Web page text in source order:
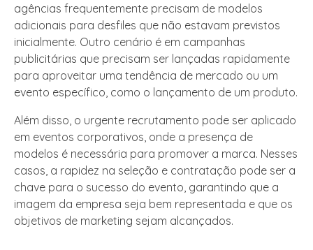
agências frequentemente precisam de modelos
adicionais para desfiles que não estavam previstos
inicialmente. Outro cenário é em campanhas
publicitárias que precisam ser lançadas rapidamente
para aproveitar uma tendência de mercado ou um
evento específico, como o lançamento de um produto.
Além disso, o urgente recrutamento pode ser aplicado
em eventos corporativos, onde a presença de
modelos é necessária para promover a marca. Nesses
casos, a rapidez na seleção e contratação pode ser a
chave para o sucesso do evento, garantindo que a
imagem da empresa seja bem representada e que os
objetivos de marketing sejam alcançados.